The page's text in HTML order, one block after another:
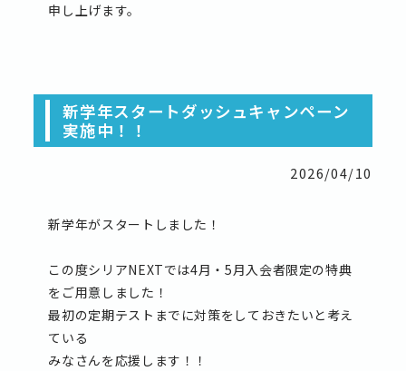
申し上げます。
新学年スタートダッシュキャンペーン
実施中！！
2026/04/10
新学年がスタートしました！
この度シリアNEXTでは4月・5月入会者限定の特典
をご用意しました！
最初の定期テストまでに対策をしておきたいと考え
ている
みなさんを応援します！！